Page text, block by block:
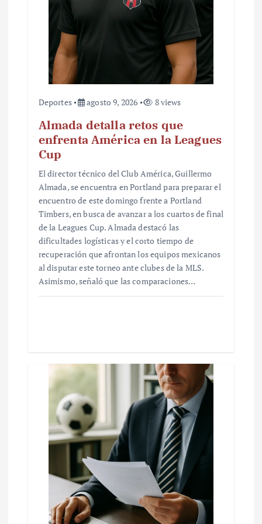
Deportes agosto 9, 2026 8 views
Almada detalla retos que
enfrenta América en la Leagues
Cup
El director técnico del Club América, Guillermo
Almada, se encuentra en Portland para preparar el
encuentro de este domingo frente a Portland
Timbers, en busca de avanzar a los cuartos de final
de la Leagues Cup. Almada destacó las
dificultades logísticas y el corto tiempo de
recuperación que afrontan los equipos mexicanos
al disputar este torneo ante clubes de la MLS.
Asimismo, señaló que las comparaciones…